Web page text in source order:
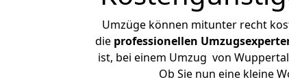
Umzüge können mitunter recht
die professionellen
ist, bei einem Umzug von
Ob Sie nun eine kleine